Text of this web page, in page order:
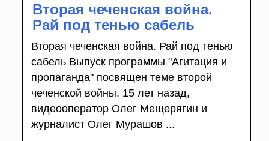
Вторая чеченская война.
Рай под тенью сабель
Вторая чеченская война. Рай под тенью
сабель Выпуск программы "Агитация и
пропаганда" посвящен теме второй
чеченской войны. 15 лет назад,
видеооператор Олег Мещерягин и
журналист Олег Мурашов ...